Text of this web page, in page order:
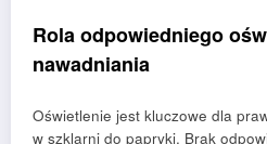
Rola odpowiedniego
nawadniania
Oświetlenie jest kluczowe dla
w szklarni do papryki. Brak